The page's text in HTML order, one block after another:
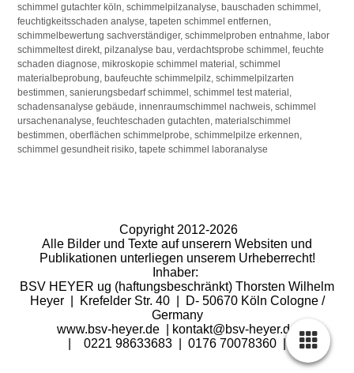
schimmel gutachter köln, schimmelpilzanalyse, bauschaden schimmel,
feuchtigkeitsschaden analyse, tapeten schimmel entfernen,
schimmelbewertung sachverständiger, schimmelproben entnahme, labor
schimmeltest direkt, pilzanalyse bau, verdachtsprobe schimmel, feuchte
schaden diagnose, mikroskopie schimmel material, schimmel
materialbeprobung, baufeuchte schimmelpilz, schimmelpilzarten
bestimmen, sanierungsbedarf schimmel, schimmel test material,
schadensanalyse gebäude, innenraumschimmel nachweis, schimmel
ursachenanalyse, feuchteschaden gutachten, materialschimmel
bestimmen, oberflächen schimmelprobe, schimmelpilze erkennen,
schimmel gesundheit risiko, tapete schimmel laboranalyse
Copyright 2012-2026
Alle Bilder und Texte auf unserern Websiten und
Publikationen unterliegen unserem Urheberrecht!
Inhaber:
BSV HEYER ug (haftungsbeschränkt) Thorsten Wilhelm
Heyer | Krefelder Str. 40 | D- 50670 Köln Cologne /
Germany
www.bsv-heyer.de | kontakt@bsv-heyer.de
| 0221 98633683 | 0176 70078360 |